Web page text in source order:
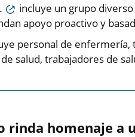
incluye un grupo
apoyo proactivo y
personal de
salud, trabajadores de
homenaje a